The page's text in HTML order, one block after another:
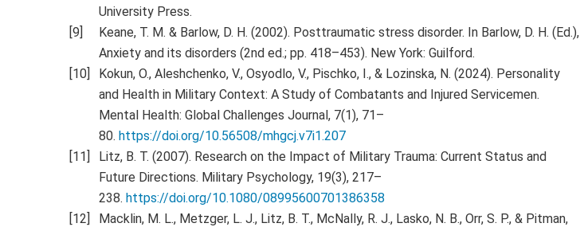
University Press.
Keane, T. M. & Barlow, D. H. (2002). Posttraumatic stress disorder. In Barlow, D. H. (Ed.),
Anxiety and its disorders (2nd ed.; pp. 418–453). New York: Guilford.
Kokun, O., Aleshchenko, V., Osyodlo, V., Pischko, I., & Lozinska, N. (2024). Personality
and Health in Military Context: A Study of Combatants and Injured Servicemen.
Mental Health: Global Challenges Journal, 7(1), 71–
80. https://doi.org/10.56508/mhgcj.v7i1.207
Litz, B. T. (2007). Research on the Impact of Military Trauma: Current Status and
Future Directions. Military Psychology, 19(3), 217–
238. https://doi.org/10.1080/08995600701386358
Macklin, M. L., Metzger, L. J., Litz, B. T., McNally, R. J., Lasko, N. B., Orr, S. P., & Pitman,